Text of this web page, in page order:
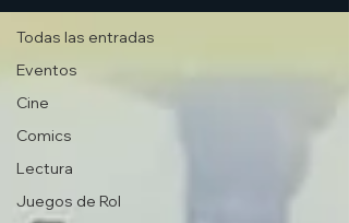
Todas las entradas
Eventos
Cine
Comics
Lectura
Juegos de Rol